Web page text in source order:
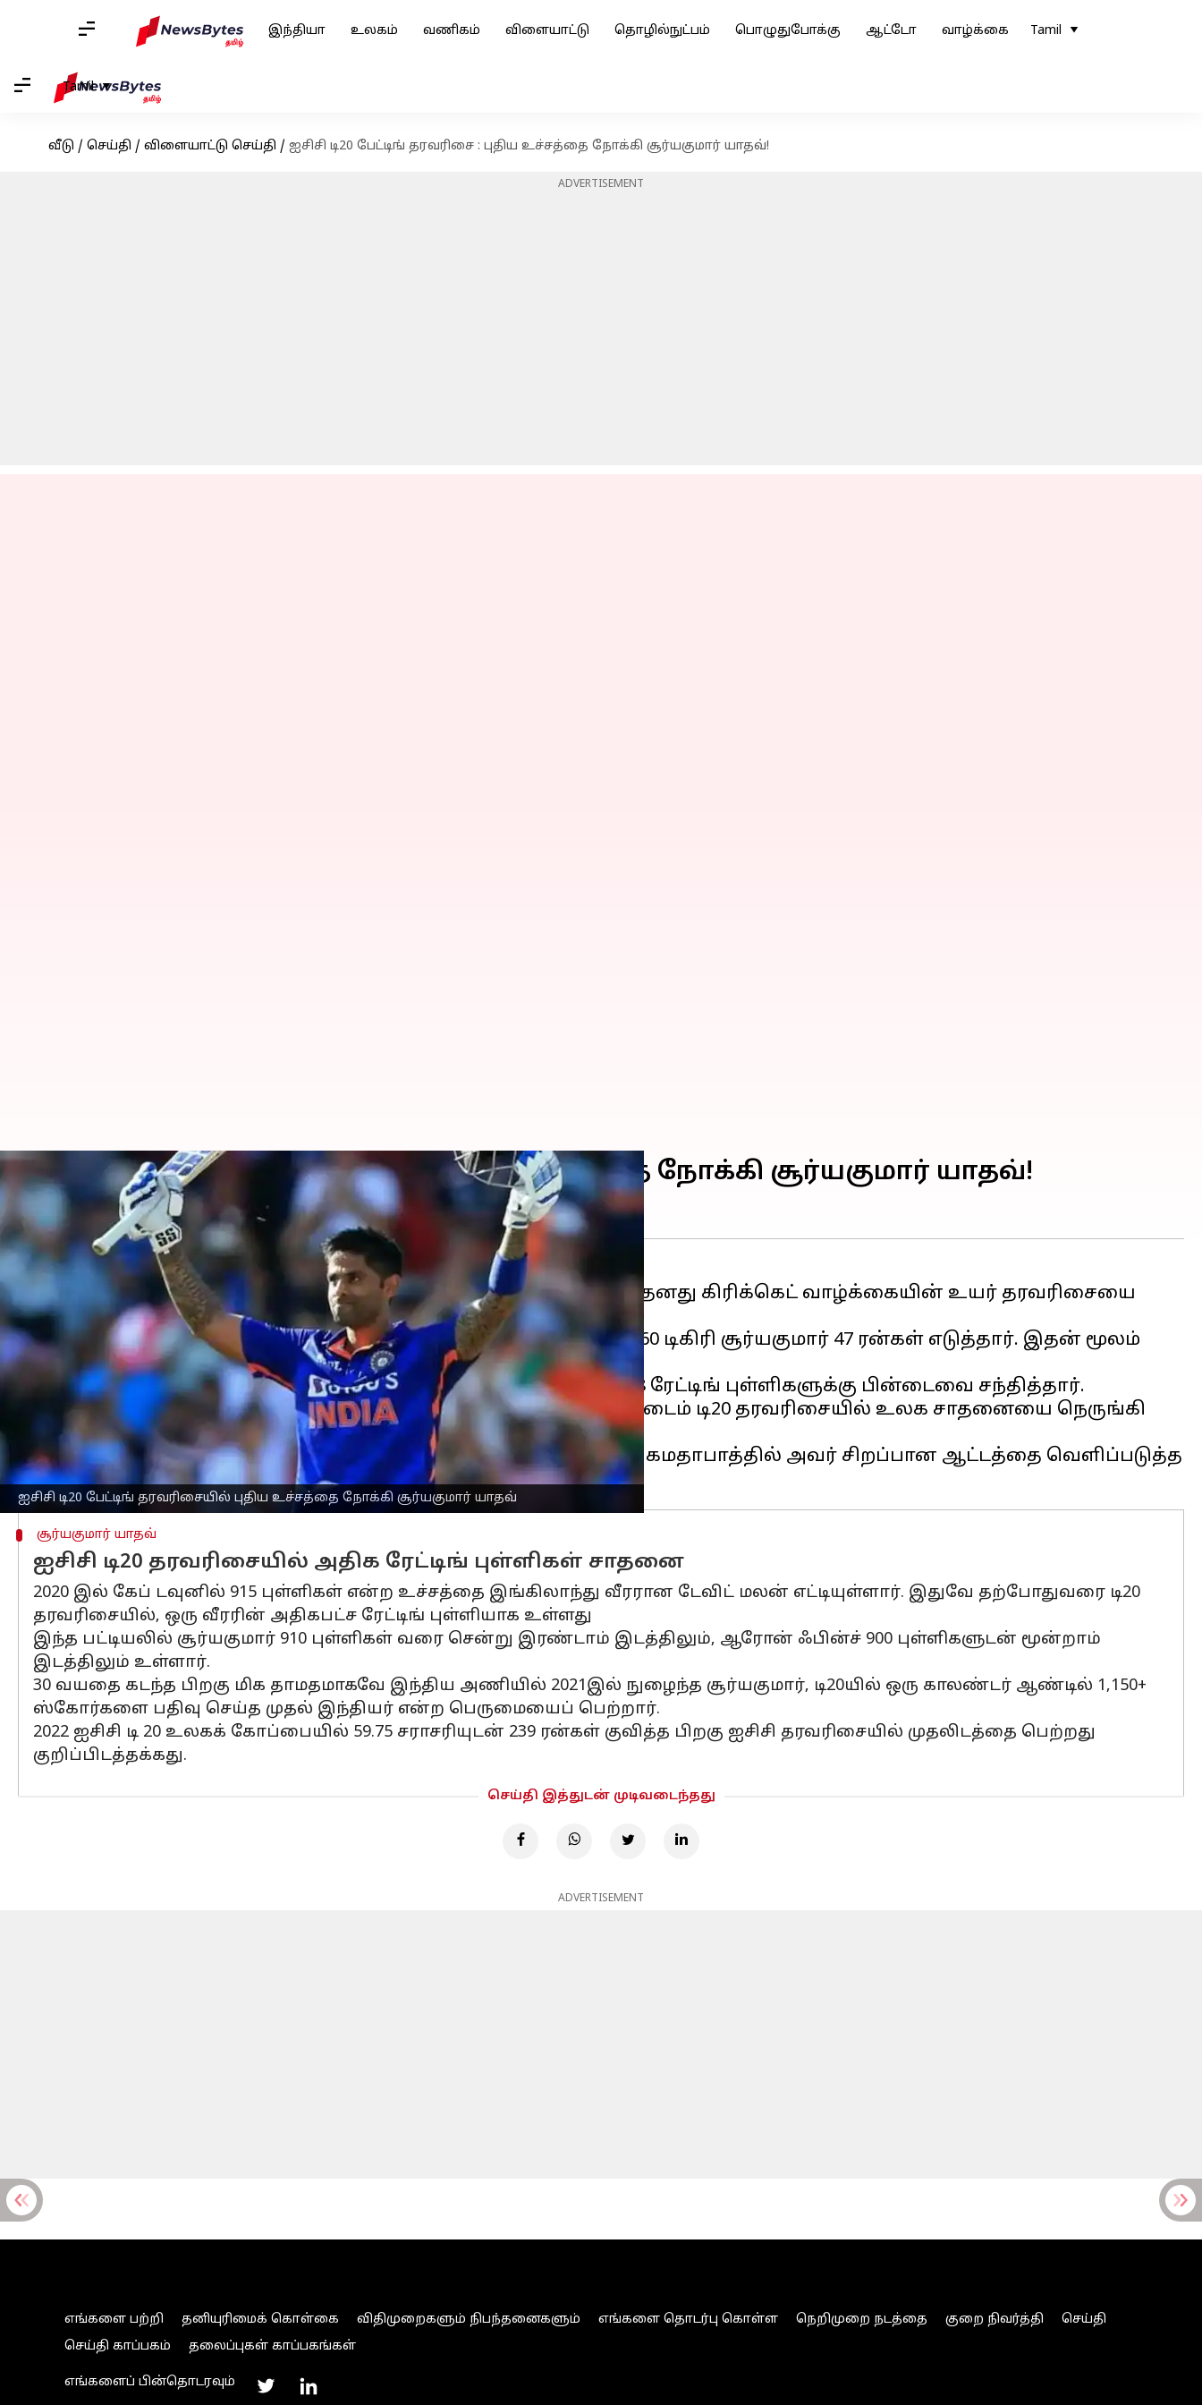
இந்தியா உலகம் வணிகம் விளையாட்டு தொழில்நுட்பம் பொழுதுபோக்கு ஆட்டோ வாழ்க்கை Tamil
Tamil
வீடு / செய்தி / விளையாட்டு செய்தி / ஐசிசி டி20 பேட்டிங் தரவரிசை : புதிய உச்சத்தை நோக்கி சூர்யகுமார் யாதவ்!
ADVERTISEMENT
ஐசிசி டி20 பேட்டிங் தரவரிசையில் புதிய உச்சத்தை நோக்கி சூர்யகுமார் யாதவ்
ஐசிசி டி20 பேட்டிங் தரவரிசை : புதிய உச்சத்தை நோக்கி சூர்யகுமார் யாதவ்!
Sekar Chinnappan Feb 02, 2023 08:23 am
செய்தி முன்னோட்டம்
சமீபத்திய ஐசிசிடி20 கிரிக்கெட்தரவரிசையில் சூர்யகுமார் யாதவ் தனது கிரிக்கெட் வாழ்க்கையின் உயர் தரவரிசையை
எட்டியுள்ளார்.
நியூசிலாந்துக்கு எதிரான தொடரின் தொடக்க ஆட்டத்தில் மிஸ்டர் 360 டிகிரி சூர்யகுமார் 47 ரன்கள் எடுத்தார். இதன் மூலம்
அவர் தரவரிசையில், 910 புள்ளிகளை எட்டினார்.
சூர்யகுமார் இரண்டாவது டி20இல் 26* ரன்கள் எடுத்தாலும், அவர் 908 ரேட்டிங் புள்ளிகளுக்கு பின்டைவை சந்தித்தார்.
இந்நிலையில், இந்த பின்னடைவை பொருட்படுத்தாமல், அவர் ஆல் டைம் டி20 தரவரிசையில் உலக சாதனையை நெருங்கி
வருகிறார்.
நியூசிலாந்துக்கு எதிரான கடைசி போட்டியில், இன்று (பிப்ரவரி 1) அகமதாபாத்தில் அவர் சிறப்பான ஆட்டத்தை வெளிப்படுத்த
சூர்யகுமார் யாதவ்
ஐசிசி டி20 தரவரிசையில் அதிக ரேட்டிங் புள்ளிகள் சாதனை
2020 இல் கேப் டவுனில் 915 புள்ளிகள் என்ற உச்சத்தை இங்கிலாந்து வீரரான டேவிட் மலன் எட்டியுள்ளார். இதுவே தற்போதுவரை டி20
தரவரிசையில், ஒரு வீரரின் அதிகபட்ச ரேட்டிங் புள்ளியாக உள்ளது
இந்த பட்டியலில் சூர்யகுமார் 910 புள்ளிகள் வரை சென்று இரண்டாம் இடத்திலும், ஆரோன் ஃபின்ச் 900 புள்ளிகளுடன் மூன்றாம்
இடத்திலும் உள்ளார்.
30 வயதை கடந்த பிறகு மிக தாமதமாகவே இந்திய அணியில் 2021இல் நுழைந்த சூர்யகுமார், டி20யில் ஒரு காலண்டர் ஆண்டில் 1,150+
ஸ்கோர்களை பதிவு செய்த முதல் இந்தியர் என்ற பெருமையைப் பெற்றார்.
2022 ஐசிசி டி 20 உலகக் கோப்பையில் 59.75 சராசரியுடன் 239 ரன்கள் குவித்த பிறகு ஐசிசி தரவரிசையில் முதலிடத்தை பெற்றது
குறிப்பிடத்தக்கது.
செய்தி இத்துடன் முடிவடைந்தது
ADVERTISEMENT
எங்களை பற்றி தனியுரிமைக் கொள்கை விதிமுறைகளும் நிபந்தனைகளும் எங்களை தொடர்பு கொள்ள நெறிமுறை நடத்தை குறை நிவர்த்தி
செய்தி
செய்தி காப்பகம்
தலைப்புகள் காப்பகங்கள்
எங்களைப் பின்தொடரவும்